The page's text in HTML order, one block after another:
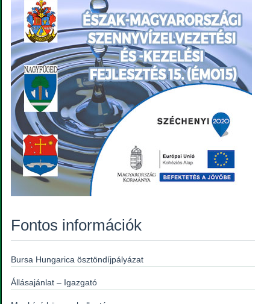
Fontos információk
Bursa Hungarica ösztöndíjpályázat
Állásajánlat – Igazgató